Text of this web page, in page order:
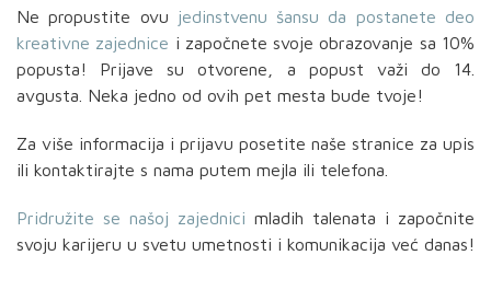
Ne propustite ovu jedinstvenu šansu da postanete deo
kreativne zajednice i započnete svoje obrazovanje sa 10%
popusta! Prijave su otvorene, a popust važi do 14.
avgusta. Neka jedno od ovih pet mesta bude tvoje!
Za više informacija i prijavu posetite naše stranice za upis
ili kontaktirajte s nama putem mejla ili telefona.
Pridružite se našoj zajednici mladih talenata i započnite
svoju karijeru u svetu umetnosti i komunikacija već danas!